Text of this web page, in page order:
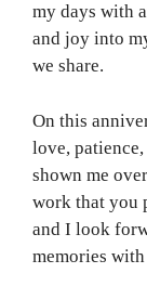
my days with
and joy into
we share.
On this
love,
shown me
work that you
and I look
memories